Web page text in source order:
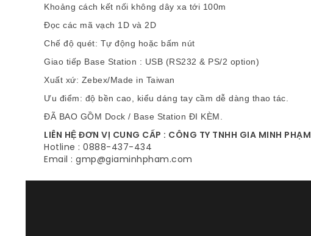
Khoảng cách kết nối không dây xa tới 100m
Đọc các mã vạch 1D và 2D
Chế độ quét: Tự động hoặc bấm nút
Giao tiếp Base Station : USB (RS232 & PS/2 option)
Xuất xứ: Zebex/Made in Taiwan
Ưu điểm: độ bền cao, kiểu dáng tay cầm dễ dàng thao tác.
ĐÃ BAO GỒM Dock / Base Station ĐI KÈM.
LIÊN HỆ ĐƠN VỊ CUNG CẤP : CÔNG TY TNHH GIA MINH PHẠM
Hotline : 0888-437-434
Email : gmp@giaminhpham.com